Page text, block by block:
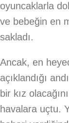
oyuncaklarla
ve bebeğin en
sakladı.
Ancak, en
açıklandığı
bir kız
havalara uçtu.